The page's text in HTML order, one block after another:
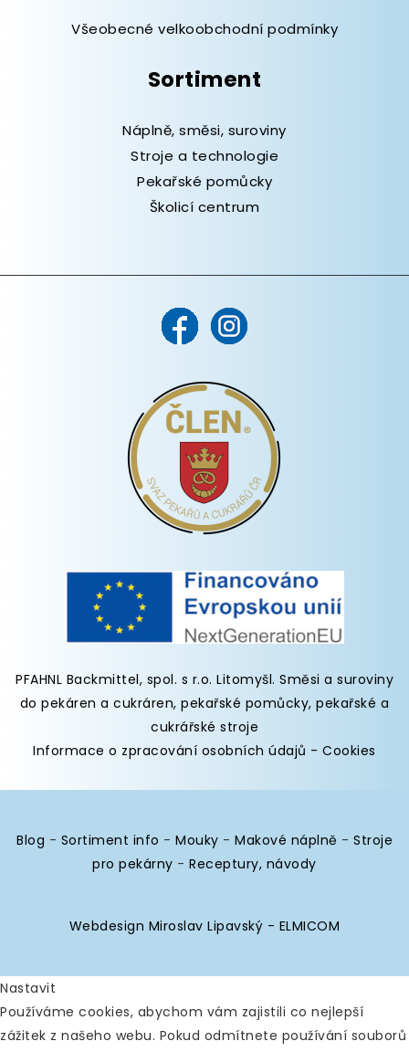
Všeobecné velkoobchodní podmínky
Sortiment
Náplně, směsi, suroviny
Stroje a technologie
Pekařské pomůcky
Školicí centrum
PFAHNL Backmittel, spol. s r.o. Litomyšl. Směsi a suroviny
do pekáren a cukráren,pekařské pomůcky,pekařské a
cukrářské stroje
Informace o zpracování osobních údajů -Cookies
Blog - Sortiment info - Mouky - Makové náplně - Stroje
pro pekárny -Receptury, návody
Webdesign Miroslav Lipavský - ELMICOM
Nastavit
Používáme cookies, abychom vám zajistili co nejlepší
zážitek z našeho webu. Pokud odmítnete používání souborů